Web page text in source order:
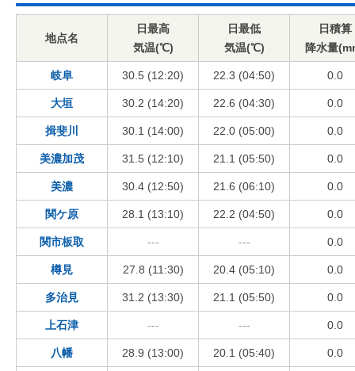
地点名
日最高
気温(℃)
日最低
気温(℃)
日積算
降水量
岐阜 30.5 (12:20) 22.3 (04:50) 0.0
大垣 30.2 (14:20) 22.6 (04:30) 0.0
揖斐川 30.1 (14:00) 22.0 (05:00) 0.0
美濃加茂 31.5 (12:10) 21.1 (05:50) 0.0
美濃 30.4 (12:50) 21.6 (06:10) 0.0
関ケ原 28.1 (13:10) 22.2 (04:50) 0.0
関市板取 --- --- 0.0
樽見 27.8 (11:30) 20.4 (05:10) 0.0
多治見 31.2 (13:30) 21.1 (05:50) 0.0
上石津 --- --- 0.0
八幡 28.9 (13:00) 20.1 (05:40) 0.0